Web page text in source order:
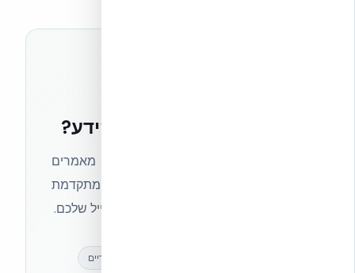
רוצים להישאר בחזית הידע?
הצטרפו לניוזלטר של אקובילד וקבלו מאמרים
מקצועיים, חדשות מעולם הבנייה המתקדמת
ועדכונים בלעדיים — ישירות לתיבת המייל שלכם.
עדכונים בלעדיים